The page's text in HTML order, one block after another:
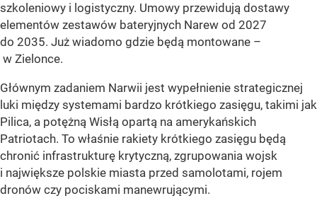
szkoleniowy i logistyczny. Umowy przewidują dostawy
elementów zestawów bateryjnych Narew od 2027
do 2035. Już wiadomo gdzie będą montowane –
w Zielonce.
Głównym zadaniem Narwii jest wypełnienie strategicznej
luki między systemami bardzo krótkiego zasięgu, takimi jak
Pilica, a potężną Wisłą opartą na amerykańskich
Patriotach. To właśnie rakiety krótkiego zasięgu będą
chronić infrastrukturę krytyczną, zgrupowania wojsk
i największe polskie miasta przed samolotami, rojem
dronów czy pociskami manewrującymi.